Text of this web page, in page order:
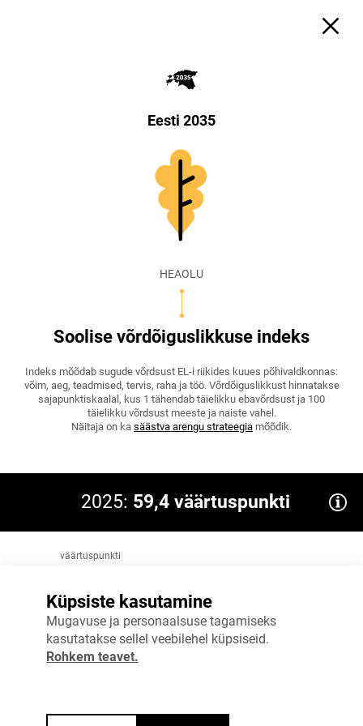
Eesti 2035
HEAOLU
Soolise võrdõiguslikkuse indeks
Indeks mõõdab sugude võrdsust EL-i riikides kuues põhivaldkonnas:
võim, aeg, teadmised, tervis, raha ja töö. Võrdõiguslikkust hinnatakse
sajapunktiskaalal, kus 1 tähendab täielikku ebavõrdsust ja 100
täielikku võrdsust meeste ja naiste vahel.
Näitaja on ka säästva arengu strateegia mõõdik.
2025: 59,4 väärtuspunkti
väärtuspunkti
40
60
Küpsiste kasutamine
Mugavuse ja personaalsuse tagamiseks
kasutatakse sellel veebilehel küpsiseid.
Rohkem teavet.